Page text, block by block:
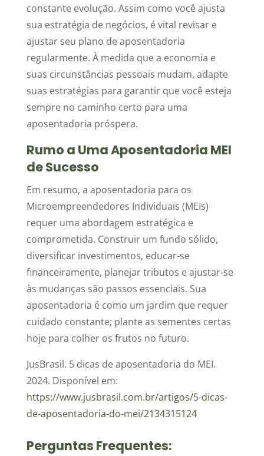
constante evolução. Assim como você ajusta
sua estratégia de negócios, é vital revisar e
ajustar seu plano de aposentadoria
regularmente. À medida que a economia e
suas circunstâncias pessoais mudam, adapte
suas estratégias para garantir que você esteja
sempre no caminho certo para uma
aposentadoria próspera.
Rumo a Uma Aposentadoria MEI
de Sucesso
Em resumo, a aposentadoria para os
Microempreendedores Individuais (MEIs)
requer uma abordagem estratégica e
comprometida. Construir um fundo sólido,
diversificar investimentos, educar-se
financeiramente, planejar tributos e ajustar-se
às mudanças são passos essenciais. Sua
aposentadoria é como um jardim que requer
cuidado constante; plante as sementes certas
hoje para colher os frutos no futuro.
JusBrasil. 5 dicas de aposentadoria do MEI.
2024. Disponível em:
https://www.jusbrasil.com.br/artigos/5-dicas-
de-aposentadoria-do-mei/2134315124
Perguntas Frequentes: